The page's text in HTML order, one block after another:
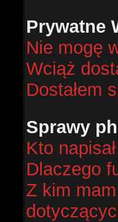
Prywatne
Nie mogę
Wciąż
Dostałem
Sprawy
Kto
Dlaczego
Z kim